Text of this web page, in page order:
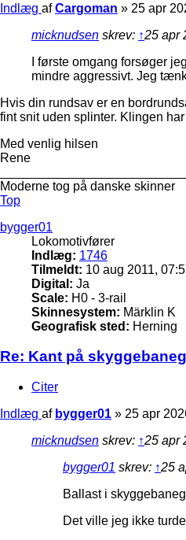
Indlæg afCargoman » 25 apr
micknudsen skrev: ↑25 apr
I første omgang forsøger
mindre aggressivt. Jeg
Hvis din rundsav er en
fint snit uden splinter. Klingen
Med venlig hilsen
Rene
Moderne tog på danske skinner
Top
bygger01
Lokomotivfører
Indlæg: 1746
Tilmeldt: 10 aug 2011,
Digital: Ja
Scale: H0 - 3-rail
Skinnesystem: Märklin K
Geografisk sted: Herning
Re: Kant på
Citer
Indlæg af bygger01 » 25 apr
micknudsen skrev: ↑25 apr
bygger01 skrev: ↑25
Ballast i
Det ville jeg ikke